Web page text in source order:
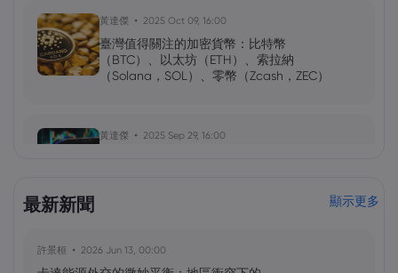
黃達傑 2025 Oct 09, 16:00
臺灣值得關注的加密貨幣：比特幣
（BTC）、以太坊（ETH）、索拉納
（Solana，SOL）、零幣（Zcash，ZEC）
黃達傑 2025 Sep 29, 16:00
比特幣價格預測：如何在台灣購買比特
最新新聞 顯示更多
許景桓 2026 Jun 13, 00:00